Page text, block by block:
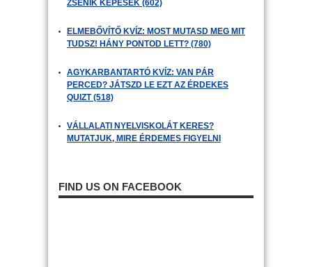
ZSENIK KÉPESEK (602)
ELMEBŐVÍTŐ KVÍZ: MOST MUTASD MEG MIT
TUDSZ! HÁNY PONTOD LETT? (780)
AGYKARBANTARTÓ KVÍZ: VAN PÁR
PERCED? JÁTSZD LE EZT AZ ÉRDEKES
QUIZT (518)
VÁLLALATI NYELVISKOLÁT KERES?
MUTATJUK, MIRE ÉRDEMES FIGYELNI
FIND US ON FACEBOOK